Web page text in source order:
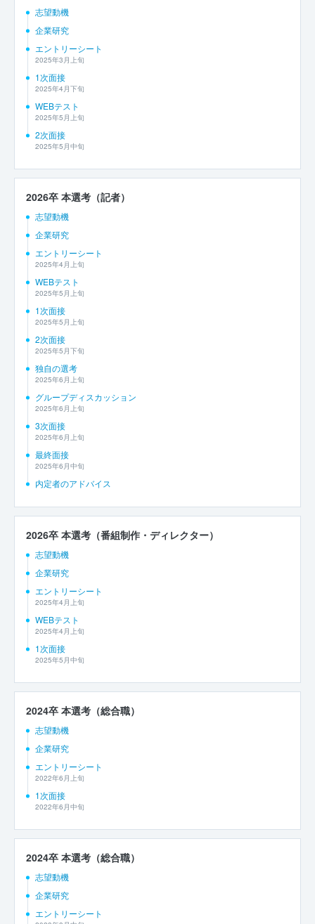
志望動機
企業研究
エントリーシート
2025年3月上旬
1次面接
2025年4月下旬
WEBテスト
2025年5月上旬
2次面接
2025年5月中旬
2026卒 本選考（記者）
志望動機
企業研究
エントリーシート
2025年4月上旬
WEBテスト
2025年5月上旬
1次面接
2025年5月上旬
2次面接
2025年5月下旬
独自の選考
2025年6月上旬
グループディスカッション
2025年6月上旬
3次面接
2025年6月上旬
最終面接
2025年6月中旬
内定者のアドバイス
2026卒 本選考（番組制作・ディレクター）
志望動機
企業研究
エントリーシート
2025年4月上旬
WEBテスト
2025年4月上旬
1次面接
2025年5月中旬
2024卒 本選考（総合職）
志望動機
企業研究
エントリーシート
2022年6月上旬
1次面接
2022年6月中旬
2024卒 本選考（総合職）
志望動機
企業研究
エントリーシート